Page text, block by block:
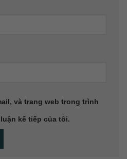
và trang web trong trình
kế tiếp của tôi.